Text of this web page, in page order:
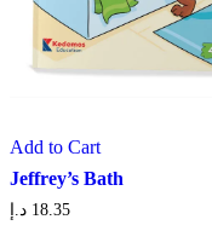
Add to Cart
Jeffrey’s Bath
18.35 د.إ